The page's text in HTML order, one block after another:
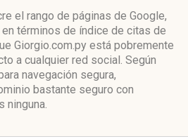
el rango de páginas de Google,
términos de índice de citas de
Giorgio.com.py está pobremente
a cualquier red social. Según
navegación segura,
bastante seguro con
ninguna.